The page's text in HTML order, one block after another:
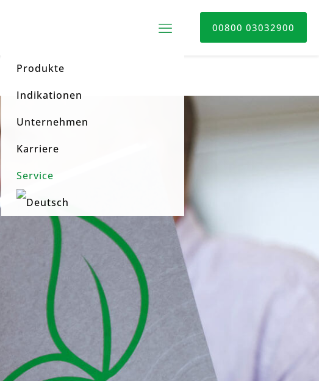
Produkte
Indikationen
Unternehmen
Karriere
Service
00800 03032900